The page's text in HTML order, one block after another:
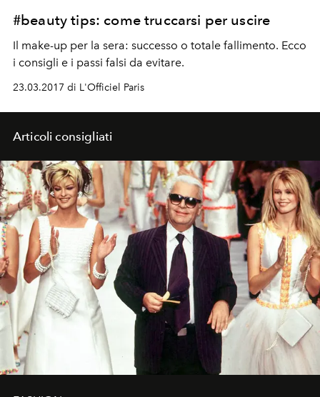
#beauty tips: come truccarsi per uscire
Il make-up per la sera: successo o totale fallimento. Ecco
i consigli e i passi falsi da evitare.
23.03.2017 di L'Officiel Paris
Articoli consigliati